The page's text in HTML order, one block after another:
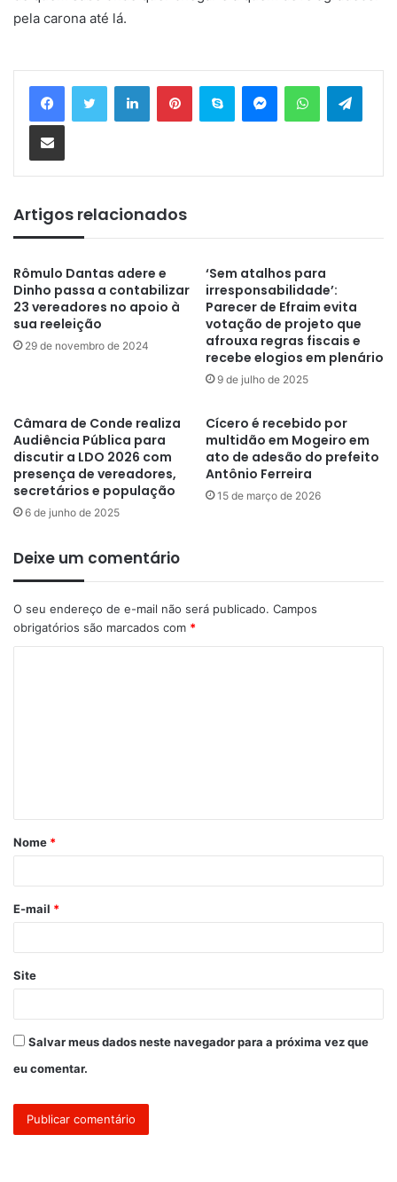
pela carona até lá.
Artigos relacionados
Rômulo Dantas adere e
Dinho passa a contabilizar
23 vereadores no apoio à
sua reeleição
29 de novembro de 2024
‘Sem atalhos para
irresponsabilidade’:
Parecer de Efraim evita
votação de projeto que
afrouxa regras fiscais e
recebe elogios em plenário
9 de julho de 2025
Câmara de Conde realiza
Audiência Pública para
discutir a LDO 2026 com
presença de vereadores,
secretários e população
6 de junho de 2025
Cícero é recebido por
multidão em Mogeiro em
ato de adesão do prefeito
Antônio Ferreira
15 de março de 2026
Deixe um comentário
O seu endereço de e-mail não será publicado. Campos
obrigatórios são marcados com *
á
r
*
Nome *
E-mail *
Site
Salvar meus dados neste navegador para a próxima vez que
eu comentar.